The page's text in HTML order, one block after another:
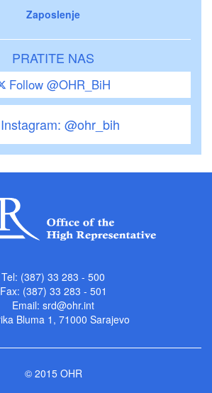
Zaposlenje
PRATITE NAS
Follow @OHR_BiH
@ohr_bih
Tel: (387) 33 283 - 500
Fax: (387) 33 283 - 501
Email: srd@ohr.int
Bluma 1, 71000 Sarajevo
© 2015 OHR